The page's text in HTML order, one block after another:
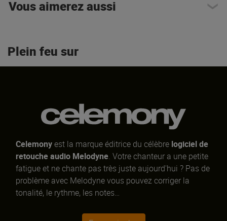
Vous aimerez aussi
Plein feu sur
Celemonyest la marque éditrice du célèbre logiciel de
retouche audio Melodyne. Votre chanteur a une petite
fatigue et ne chante pas très juste aujourd'hui ? Pas de
problème avec Melodyne vous pouvez corriger la
tonalité, le rythme, les notes…